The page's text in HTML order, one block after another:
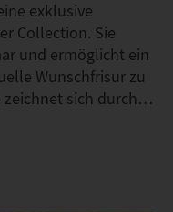
exklusive
Collection. Sie
und ermöglicht ein
Wunschfrisur zu
zeichnet sich durch…